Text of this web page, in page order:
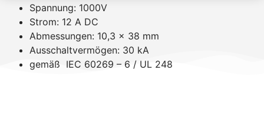
Spannung: 1000V
Strom: 12 A DC
Abmessungen: 10,3 x 38 mm
Ausschaltvermögen: 30 kA
gemäß IEC 60269 – 6 / UL 248